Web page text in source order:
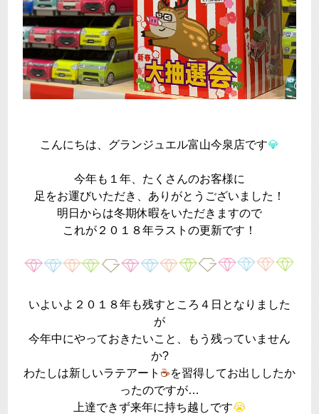
こんにちは、グランジュエル富山今泉店です💎
今年も１年、たくさんのお客様に
足をお運びいただき、ありがとうございました！
明日からは冬期休暇をいただきますので
これが２０１８年ラストの更新です！
いよいよ２０１８年も残すところ４日となりました
が
今年中にやっておきたいこと、もう残っていません
か?
わたしは新しいラテアート ☕を習得してお出ししたか
ったのですが…
上達できず来年に持ち越しです😭